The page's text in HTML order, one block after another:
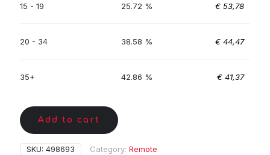
15 - 19 25.72 % € 53,78
20 - 34 38.58 % € 44,47
35+ 42.86 % € 41,37
Add to cart
SKU: 498693 Category: Remote